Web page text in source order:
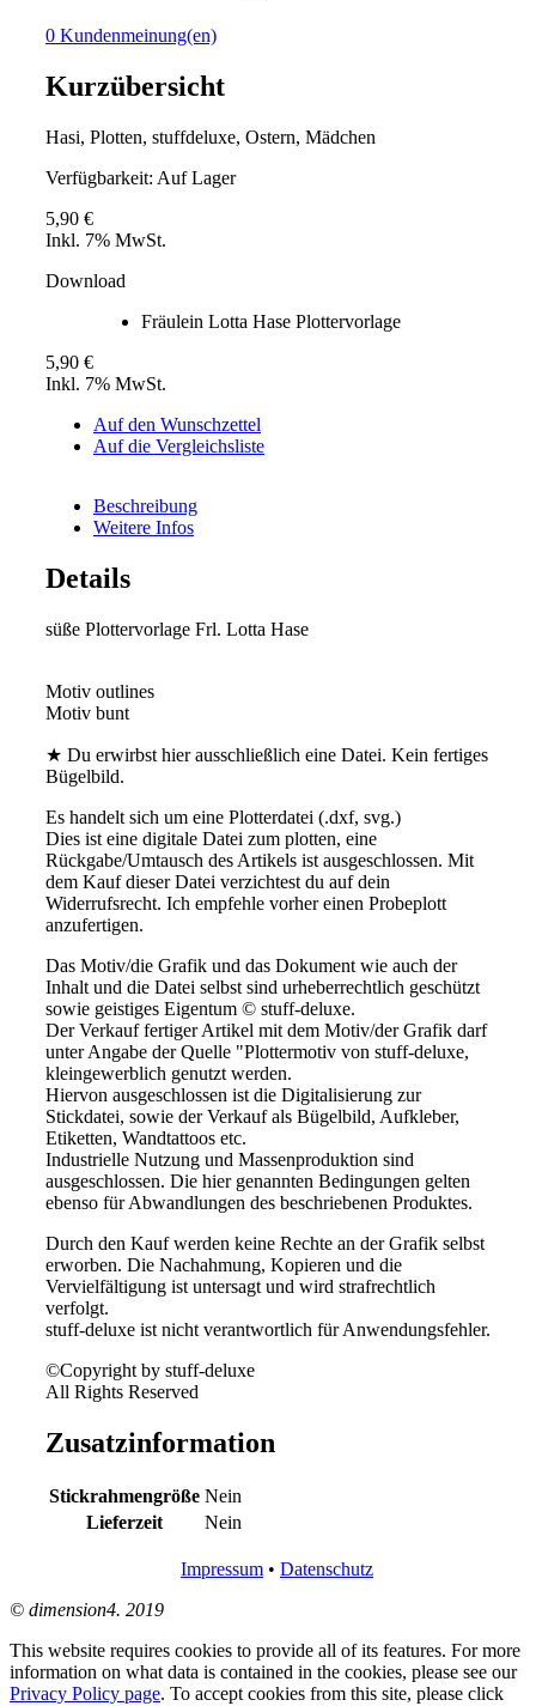
0 Kundenmeinung(en)
Kurzübersicht
Hasi, Plotten, stuffdeluxe, Ostern, Mädchen
Verfügbarkeit: Auf Lager
5,90 €
Inkl. 7% MwSt.
Download
Fräulein Lotta Hase Plottervorlage
5,90 €
Inkl. 7% MwSt.
Auf den Wunschzettel
Auf die Vergleichsliste
Beschreibung
Weitere Infos
Details
süße Plottervorlage Frl. Lotta Hase
Motiv outlines
Motiv bunt
★ Du erwirbst hier ausschließlich eine Datei. Kein fertiges
Bügelbild.
Es handelt sich um eine Plotterdatei (.dxf, svg.)
Dies ist eine digitale Datei zum plotten, eine
Rückgabe/Umtausch des Artikels ist ausgeschlossen. Mit
dem Kauf dieser Datei verzichtest du auf dein
Widerrufsrecht. Ich empfehle vorher einen Probeplott
anzufertigen.
Das Motiv/die Grafik und das Dokument wie auch der
Inhalt und die Datei selbst sind urheberrechtlich geschützt
sowie geistiges Eigentum © stuff-deluxe.
Der Verkauf fertiger Artikel mit dem Motiv/der Grafik darf
unter Angabe der Quelle "Plottermotiv von stuff-deluxe,
kleingewerblich genutzt werden.
Hiervon ausgeschlossen ist die Digitalisierung zur
Stickdatei, sowie der Verkauf als Bügelbild, Aufkleber,
Etiketten, Wandtattoos etc.
Industrielle Nutzung und Massenproduktion sind
ausgeschlossen. Die hier genannten Bedingungen gelten
ebenso für Abwandlungen des beschriebenen Produktes.
Durch den Kauf werden keine Rechte an der Grafik selbst
erworben. Die Nachahmung, Kopieren und die
Vervielfältigung ist untersagt und wird strafrechtlich
verfolgt.
stuff-deluxe ist nicht verantwortlich für Anwendungsfehler.
©Copyright by stuff-deluxe
All Rights Reserved
Zusatzinformation
Stickrahmengröße Nein
Lieferzeit
Nein
Impressum • Datenschutz
© dimension4. 2019
This website requires cookies to provide all of its features. For more
information on what data is contained in the cookies, please see our
Privacy Policy page. To accept cookies from this site, please click